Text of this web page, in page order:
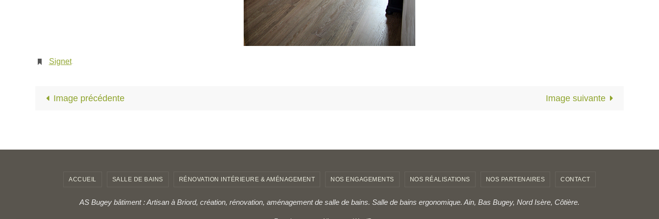
Signet.
Image précédente Image suivante
ACCUEIL SALLE DE BAINS RÉNOVATION INTÉRIEURE & AMÉNAGEMENT NOS ENGAGEMENTS NOS RÉALISATIONS NOS PARTENAIRES CONTACT
AS Bugey bâtiment : Artisan à Briord, création, rénovation, aménagement de salle de bains. Salle de bains ergonomique. Ain, Bas Bugey, Nord Isère, Côtière.